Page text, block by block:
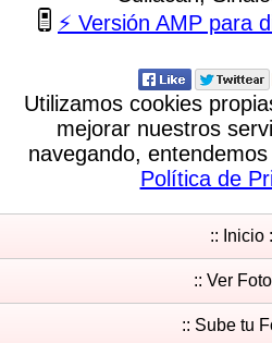
⚡ Versión AMP para
Utilizamos cookies
mejorar nuestros
navegando,
Política de
:: Inicio
:: Ver
:: Sube tu